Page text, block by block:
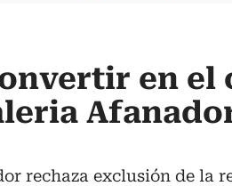
en el
rechaza exclusión de la